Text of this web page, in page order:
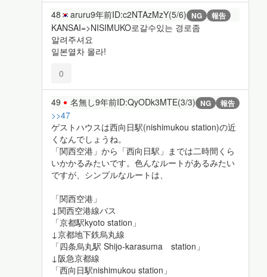
48 aruru9年前ID:c2NTAzMzY(5/6) NG 報告
KANSAI=>NISIMUKO로갈수있는 경로좀
알려주셔요
일본열차 몰라!
0
49 名無し9年前ID:QyODk3MTE(3/3) NG 報告
>>47
ゲストハウスは西向日駅(nishimukou station)の近
くなんでしょうね。
「関西空港」から「西向日駅」までは二時間くら
いかかるみたいです。色んなルートがあるみたい
ですが、シンプルなルートは、
「関西空港」
↓関西空港線バス
「京都駅kyoto station」
↓京都地下鉄烏丸線
「四条烏丸駅 Shijo-karasuma station」
↓阪急京都線
「西向日駅nishimukou station」